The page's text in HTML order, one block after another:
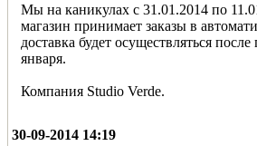
Мы на каникулах с 31.01.2014 по
магазин принимает заказы в
доставка будет осуществляться
января.
Компания Studio Verde.
30-09-2014 14:19